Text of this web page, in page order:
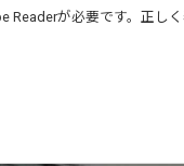
Readerが必要です。正し